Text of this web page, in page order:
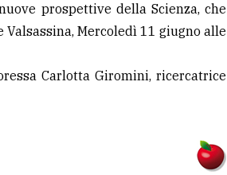
prospettive della Scienza, che
Mercoledì 11 giugno alle
Carlotta Giromini, ricercatrice